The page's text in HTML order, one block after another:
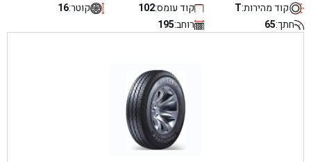
קוד מהירות:T קוד עומס:102 קוטר:16
חתך:65 רוחב:195